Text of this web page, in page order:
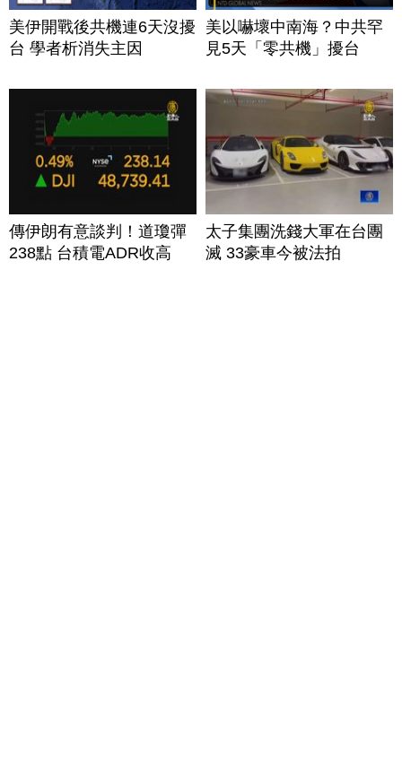
美伊開戰後共機連6天沒擾
台 學者析消失主因
美以嚇壞中南海？中共罕
見5天「零共機」擾台
傳伊朗有意談判！道瓊彈
238點 台積電ADR收高
太子集團洗錢大軍在台團
滅 33豪車今被法拍